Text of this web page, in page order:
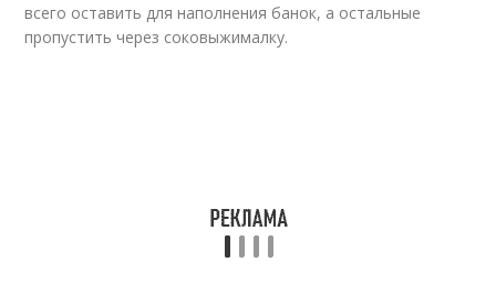
всего оставить для наполнения банок, а остальные
пропустить через соковыжималку.